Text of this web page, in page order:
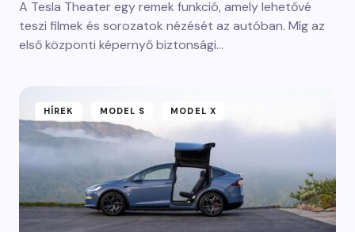
A Tesla Theater egy remek funkció, amely lehetővé
teszi filmek és sorozatok nézését az autóban. Míg az
első központi képernyő biztonsági…
HÍREK MODEL S MODEL X